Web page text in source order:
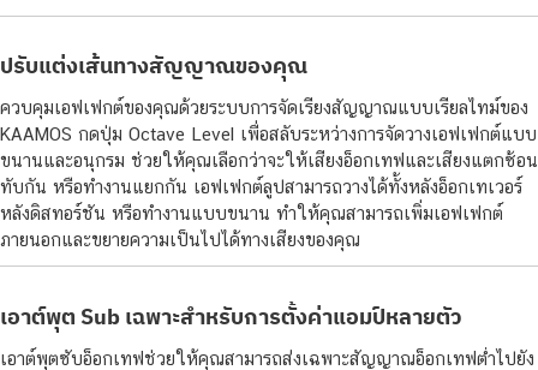
ปรับแต่งเส้นทางสัญญาณของคุณ
ควบคุมเอฟเฟกต์ของคุณด้วยระบบการจัดเรียงสัญญาณแบบเรียลไทม์ของ
KAAMOS กดปุ่ม Octave Level เพื่อสลับระหว่างการจัดวางเอฟเฟกต์แบบ
ขนานและอนุกรม ช่วยให้คุณเลือกว่าจะให้เสียงอ็อกเทฟและเสียงแตกซ้อน
ทับกัน หรือทำงานแยกกัน เอฟเฟกต์ลูปสามารถวางได้ทั้งหลังอ็อกเทเวอร์
หลังดิสทอร์ชัน หรือทำงานแบบขนาน ทำให้คุณสามารถเพิ่มเอฟเฟกต์
ภายนอกและขยายความเป็นไปได้ทางเสียงของคุณ
เอาต์พุต Sub เฉพาะสำหรับการตั้งค่าแอมป์หลายตัว
เอาต์พุตซับอ็อกเทฟช่วยให้คุณสามารถส่งเฉพาะสัญญาณอ็อกเทฟต่ำไปยัง